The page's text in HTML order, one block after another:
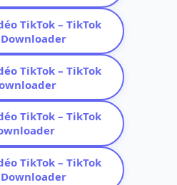
TikTok – TikTok
TikTok – TikTok
TikTok – TikTok
TikTok – TikTok